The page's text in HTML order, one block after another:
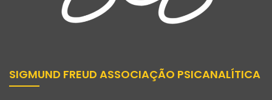
SIGMUND FREUD ASSOCIAÇÃO PSICANALÍTICA